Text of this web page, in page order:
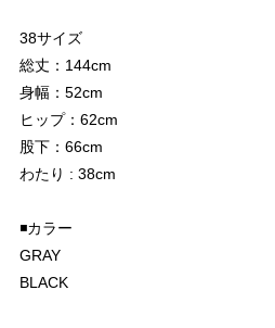
38サイズ
総丈：144cm
身幅：52cm
ヒップ：62cm
股下：66cm
わたり : 38cm
◾️カラー
GRAY
BLACK